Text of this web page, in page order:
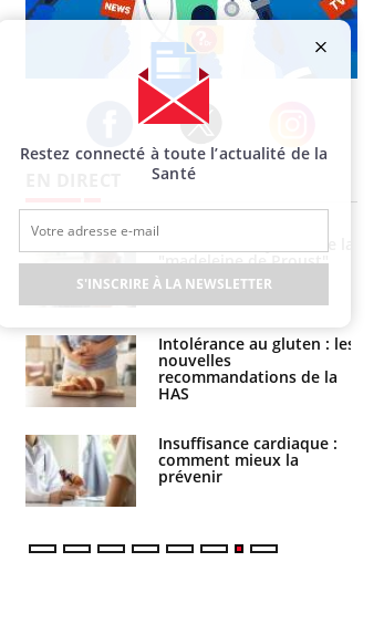
Facebook Twitter Instagram
"madeleine de Proust"
enfin expliqué
Intolérance au gluten : les
nouvelles
recommandations de la
HAS
Insuffisance cardiaque :
comment mieux la
prévenir
Restez connecté à toute l’actualité de la
Santé
S'INSCRIRE À LA NEWSLETTER